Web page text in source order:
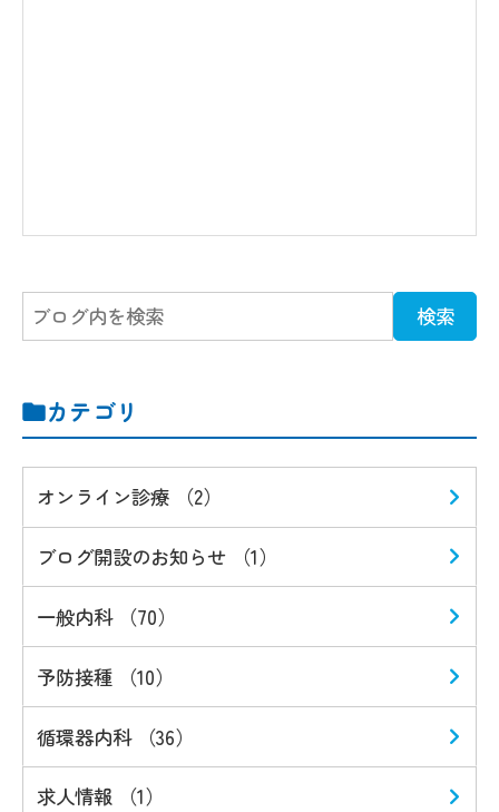
カテゴリ
オンライン診療 （2）
ブログ開設のお知らせ （1）
一般内科 （70）
予防接種 （10）
循環器内科 （36）
求人情報 （1）